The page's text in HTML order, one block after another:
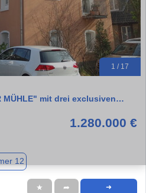
1 / 17
MÜHLE" mit drei exclusiven…
1.280.000 €
12
★ ➦ ➜